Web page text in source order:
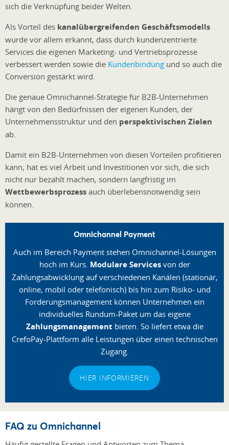
sich die Verknüpfung beider Welten.
Als Vorteil des kanalübergreifenden Geschäftsmodells
wurde vor allem erkannt, dass durch kundenzentrierte
Services die eigenen Marketing- und Vertriebsprozesse
verbessert werden sowie die Kundenbindung und so auch die
Conversion gestärkt wird.
Die genaue Omnichannel-Strategie für B2B-Unternehmen
hängt von den Bedürfnissen der eigenen Kunden, der
Unternehmensstruktur und den perspektivischen Zielen
ab.
Damit ein B2B-Unternehmen von diesen Vorteilen profitieren
kann, hat es viel Arbeit und Investitionen vor sich, die sich
nicht nur bezahlt machen, sondern langfristig im
Wettbewerbsprozess auch überlebensnotwendig sein
können.
Omnichannel Payment
Auch im Bereich Payment stehen Omnichannel-Lösungen
hoch im Kurs. Modulare Servicesvon der
Zahlungsabwicklung auf verschiedenen Kanälen (stationär,
online, mobil oder telefonisch) bis hin zum Risiko- und
Forderungsmanagement können Unternehmen ein
individuelles Rundum-Paket um das eigene
Zahlungsmanagement bieten. So liefert etwa die
CrefoPay-Plattform alle Leistungen über einen technischen
Zugang.
HIER INFORMIEREN
FAQ zu Omnichannel